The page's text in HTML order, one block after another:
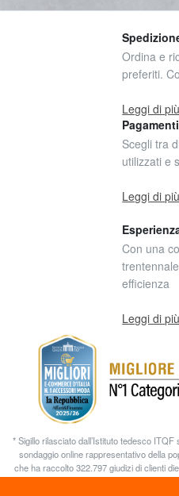
Ordina e
preferiti.
Leggi di più
Pagamenti
Scegli tra
utilizzati e
Leggi di più
Con una
efficienza
Leggi di più
* Sigillo rilasciato dall’Istituto tedesco
sondaggio online rappresentativo della
che ha raccolto 322.797 giudizi di clienti
informazione consultare